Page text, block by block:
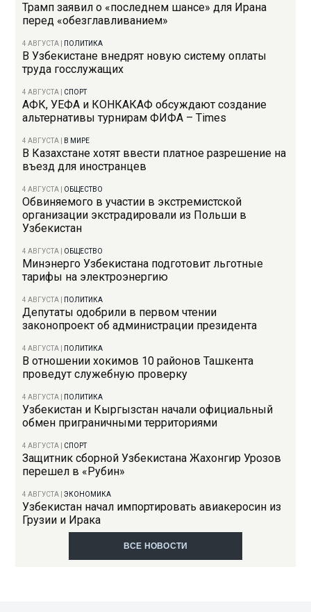
Трамп заявил о «последнем шансе» для Ирана
перед «обезглавливанием»
4 АВГУСТА ПОЛИТИКА
В Узбекистане внедрят новую систему оплаты
труда госслужащих
4 АВГУСТА СПОРТ
АФК, УЕФА и КОНКАКАФ обсуждают создание
альтернативы турнирам ФИФА – Times
4 АВГУСТА В МИРЕ
В Казахстане хотят ввести платное разрешение на
въезд для иностранцев
4 АВГУСТА ОБЩЕСТВО
Обвиняемого в участии в экстремистской
организации экстрадировали из Польши в
Узбекистан
4 АВГУСТА ОБЩЕСТВО
Минэнерго Узбекистана подготовит льготные
тарифы на электроэнергию
4 АВГУСТА ПОЛИТИКА
Депутаты одобрили в первом чтении
законопроект об администрации президента
4 АВГУСТА ПОЛИТИКА
В отношении хокимов 10 районов Ташкента
проведут служебную проверку
4 АВГУСТА ПОЛИТИКА
Узбекистан и Кыргызстан начали официальный
обмен приграничными территориями
4 АВГУСТА СПОРТ
Защитник сборной Узбекистана Жахонгир Урозов
перешел в «Рубин»
4 АВГУСТА |ЭКОНОМИКА
Узбекистан начал импортировать авиакеросин из
Грузии и Ирака
ВСЕ НОВОСТИ